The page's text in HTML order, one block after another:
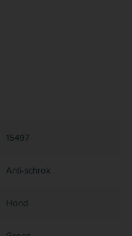
15497
Anti-schrok
Hond